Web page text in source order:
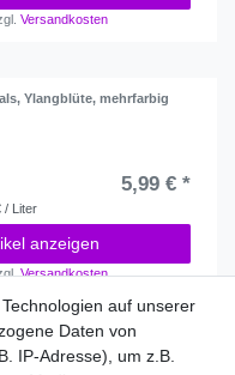
Versandkosten
Ylangblüte, mehrfarbig
5,99 € *
/ Liter
anzeigen
Versandkosten
auf unserer
Daten von
IP-Adresse), um z.B.